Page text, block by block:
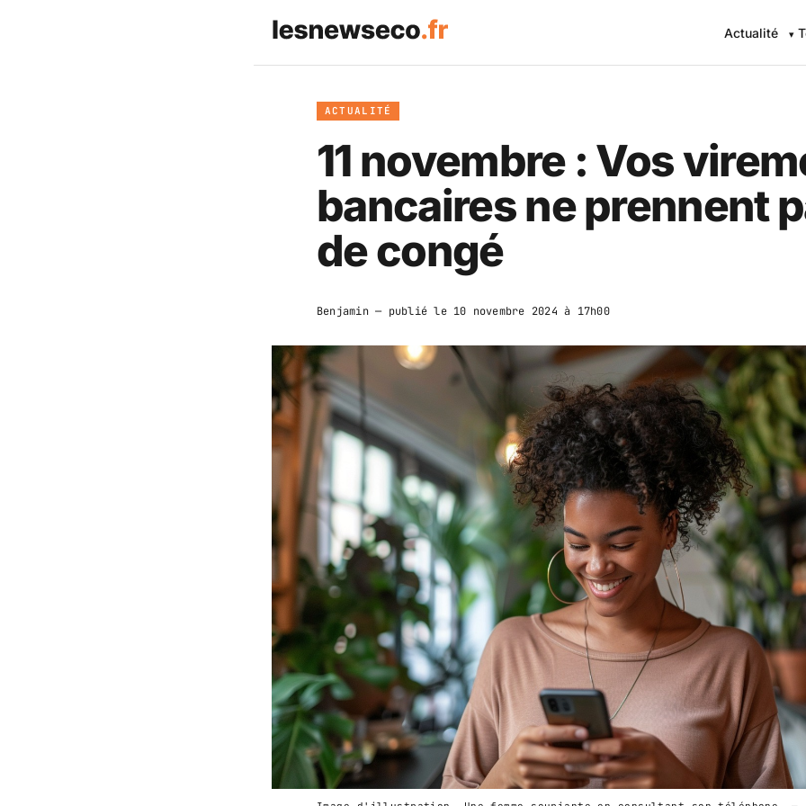
Actualité
ACTUALITÉ
11 novembre : Vos
bancaires ne prennent
de congé
Benjamin— publié le 10 novembre 2024 à 17h00